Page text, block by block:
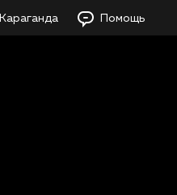
Караганда Помощь